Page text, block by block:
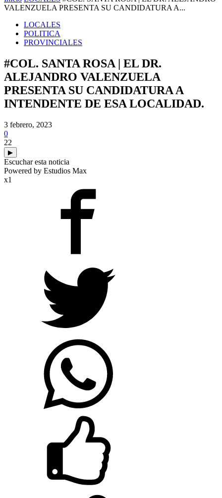
VALENZUELA PRESENTA SU CANDIDATURA A...
LOCALES
POLITICA
PROVINCIALES
#COL. SANTA ROSA | EL DR.
ALEJANDRO VALENZUELA
PRESENTA SU CANDIDATURA A
INTENDENTE DE ESA LOCALIDAD.
3 febrero, 2023
0
22
▶
Escuchar esta noticia
Powered by Estudios Max
x1